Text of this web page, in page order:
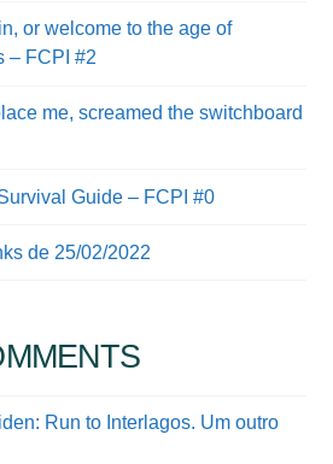
or welcome to the age of
– FCPI #2
me, screamed the switchboard
Guide – FCPI #0
de 25/02/2022
Run to Interlagos. Um outro